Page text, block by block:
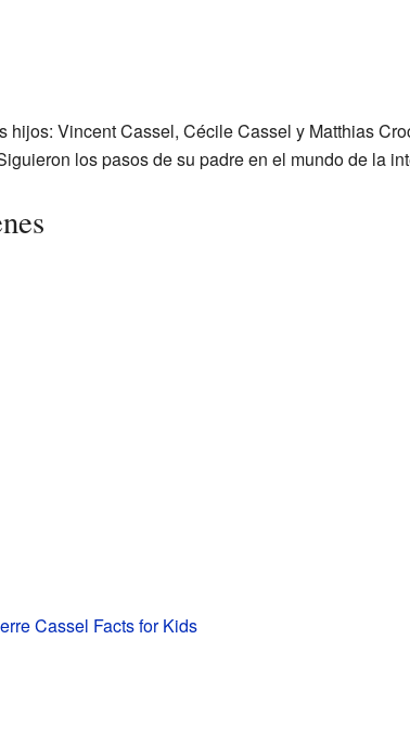
hijos: Vincent Cassel, Cécile Cassel y Matthias
los pasos de su padre en el mundo de la
Cassel Facts for Kids